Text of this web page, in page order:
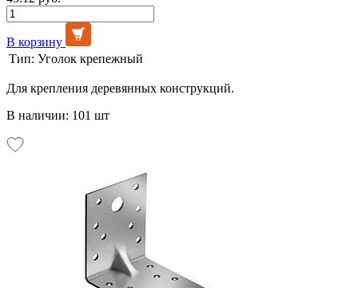
В корзину
Тип: Уголок крепежный
Для крепления деревянных конструкций.
В наличии: 101 шт